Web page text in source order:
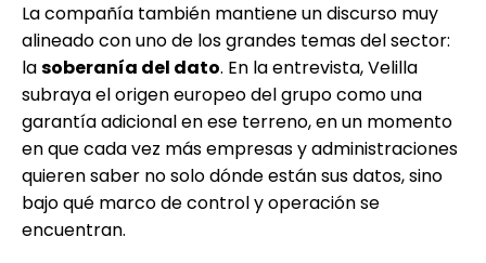
La compañía también mantiene un discurso muy
alineado con uno de los grandes temas del sector:
lasoberanía del dato. En la entrevista, Velilla
subraya el origen europeo del grupo como una
garantía adicional en ese terreno, en un momento
en que cada vez más empresas y administraciones
quieren saber no solo dónde están sus datos, sino
bajo qué marco de control y operación se
encuentran.